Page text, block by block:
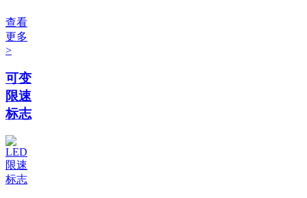
查看
更多
>
可变
限速
标志